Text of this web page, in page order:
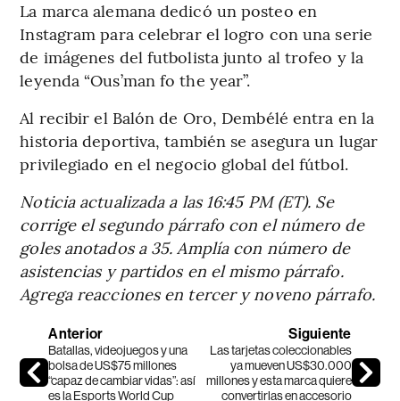
La marca alemana dedicó un posteo en
Instagram para celebrar el logro con una serie
de imágenes del futbolista junto al trofeo y la
leyenda “Ous’man fo the year”.
Al recibir el Balón de Oro, Dembélé entra en la
historia deportiva, también se asegura un lugar
privilegiado en el negocio global del fútbol.
Noticia actualizada a las 16:45 PM (ET). Se
corrige el segundo párrafo con el número de
goles anotados a 35. Amplía con número de
asistencias y partidos en el mismo párrafo.
Agrega reacciones en tercer y noveno párrafo.
Anterior
Batallas, videojuegos y una
bolsa de US$75 millones
“capaz de cambiar vidas”: así
es la Esports World Cup
Siguiente
Las tarjetas coleccionables
ya mueven US$30.000
millones y esta marca quiere
convertirlas en accesorio